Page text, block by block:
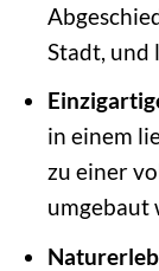
Stadt, und
in einem
zu einer
umgebaut